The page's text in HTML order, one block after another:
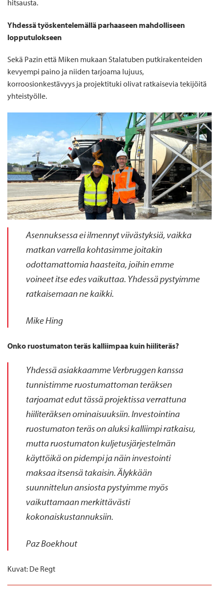
hitsausta.
Yhdessä työskentelemällä parhaaseen mahdolliseen
lopputulokseen
Sekä Pazin että Miken mukaan Stalatuben putkirakenteiden
kevyempi paino ja niiden tarjoama lujuus,
korroosionkestävyys ja projektituki olivat ratkaisevia tekijöitä
yhteistyölle.
Asennuksessa ei ilmennyt viivästyksiä, vaikka
matkan varrella kohtasimme joitakin
odottamattomia haasteita, joihin emme
voineetitse edesvaikuttaa. Yhdessä pystyimme
ratkaisemaan ne kaikki.
Mike Hing
Onko ruostumaton teräs kalliimpaa kuin hiiliteräs?
Yhdessä asiakkaammeVerbruggenkanssa
tunnistimme ruostumattoman teräksen
tarjoamat edut tässä projektissaverrattuna
hiiliteräksenominaisuuksiin.Investointina
ruostumaton teräson aluksi kalliimpiratkaisu,
mutta ruostumatonkuljetusjärjestelmän
käyttöikä onpidempi janäininvestointi
maksaa itsensätakaisin.Älykkään
suunnittelun ansiosta pystyimme myös
vaikuttamaanmerkittävästi
kokonaiskustannuksiin.
PazBoekhout
Kuvat: De Regt